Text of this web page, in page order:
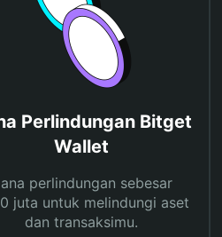
Perlindungan Bitget
Wallet
perlindungan sebesar
juta untuk melindungi aset
dan transaksimu.